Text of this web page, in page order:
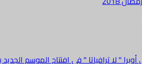
" لا ترافياتا " في افتتاح الموسم الجديد